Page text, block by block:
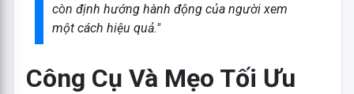
còn định hướng hành động của người xem
một cách hiệu quả."
Công Cụ Và Mẹo Tối Ưu